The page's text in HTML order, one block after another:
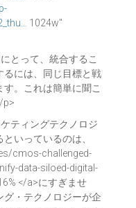
1024w"
とって、統合するこ
るには、同じ目標と戦
。これは簡単に聞こ
p>
ティングテクノロジ
いっているのは、
cmos-challenged-
data-siloed-digital-
</a>にすぎませ
グ・テクノロジーが企